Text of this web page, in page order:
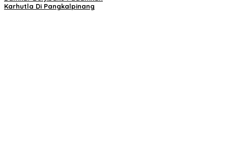
Karhutla Di Pangkalpinang